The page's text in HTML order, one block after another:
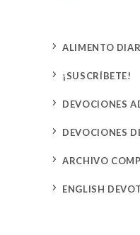
5 ALIMENTO
5 ¡SUSCRÍBETE!
5 DEVOCIONES
5 DEVOCIONES
5 ARCHIVO
5 ENGLISH